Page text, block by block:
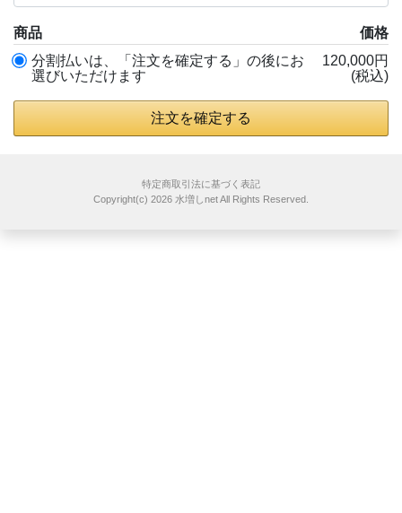
商品
価格
分割払いは、「注文を確定する」の後にお
選びいただけます
120,000円
(税込)
注文を確定する
特定商取引法に基づく表記
Copyright(c) 2026 水増しnetAll Rights Reserved.